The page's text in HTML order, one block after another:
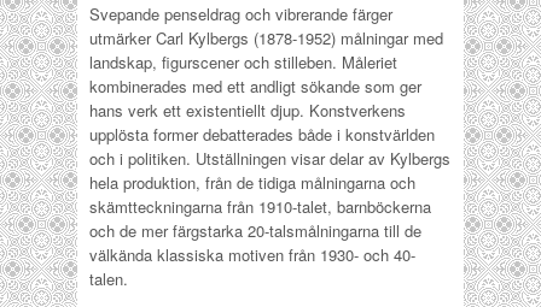
Svepande penseldrag och vibrerande färger
utmärker Carl Kylbergs (1878-1952) målningar med
landskap, figurscener och stilleben. Måleriet
kombinerades med ett andligt sökande som ger
hans verk ett existentiellt djup. Konstverkens
upplösta former debatterades både i konstvärlden
och i politiken. Utställningen visar delar av Kylbergs
hela produktion, från de tidiga målningarna och
skämtteckningarna från 1910-talet, barnböckerna
och de mer färgstarka 20-talsmålningarna till de
välkända klassiska motiven från 1930- och 40-
talen.